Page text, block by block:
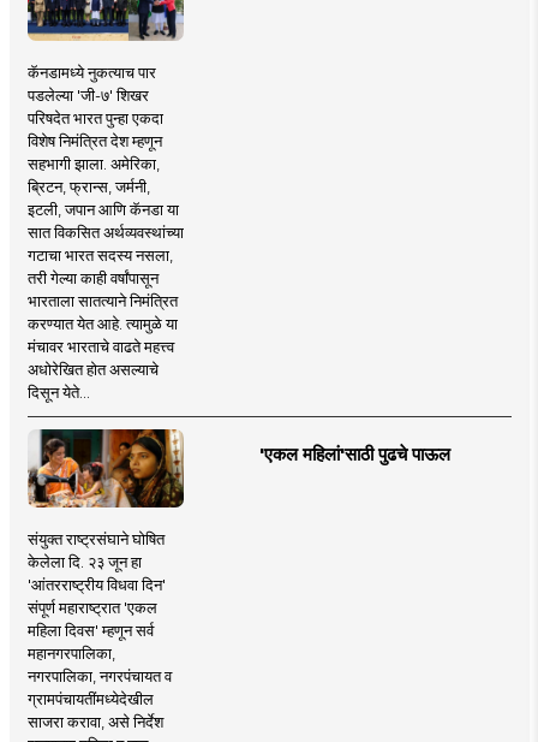
कॅनडामध्ये नुकत्याच पार
पडलेल्या 'जी-७' शिखर
परिषदेत भारत पुन्हा एकदा
विशेष निमंत्रित देश म्हणून
सहभागी झाला. अमेरिका,
ब्रिटन, फ्रान्स, जर्मनी,
इटली, जपान आणि कॅनडा या
सात विकसित अर्थव्यवस्थांच्या
गटाचा भारत सदस्य नसला,
तरी गेल्या काही वर्षांपासून
भारताला सातत्याने निमंत्रित
करण्यात येत आहे. त्यामुळे या
मंचावर भारताचे वाढते महत्त्व
अधोरेखित होत असल्याचे
दिसून येते...
'एकल महिलां'साठी पुढचे पाऊल
संयुक्त राष्ट्रसंघाने घोषित
केलेला दि. २३ जून हा
'आंतरराष्ट्रीय विधवा दिन'
संपूर्ण महाराष्ट्रात 'एकल
महिला दिवस' म्हणून सर्व
महानगरपालिका,
नगरपालिका, नगरपंचायत व
ग्रामपंचायतींमध्येदेखील
साजरा करावा, असे निर्देश